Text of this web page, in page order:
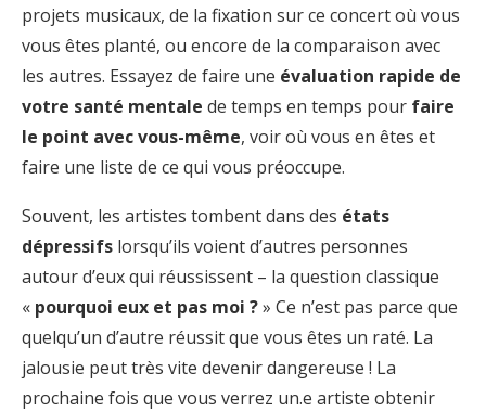
projets musicaux, de la fixation sur ce concert où vous
vous êtes planté, ou encore de la comparaison avec
les autres. Essayez de faire une évaluation rapide de
votre santé mentale de temps en temps pour faire
le point avec vous-même, voir où vous en êtes et
faire une liste de ce qui vous préoccupe.
Souvent, les artistes tombent dans des états
dépressifs lorsqu’ils voient d’autres personnes
autour d’eux qui réussissent – la question classique
« pourquoi eux et pas moi ?» Ce n’est pas parce que
quelqu’un d’autre réussit que vous êtes un raté. La
jalousie peut très vite devenir dangereuse ! La
prochaine fois que vous verrez un.e artiste obtenir